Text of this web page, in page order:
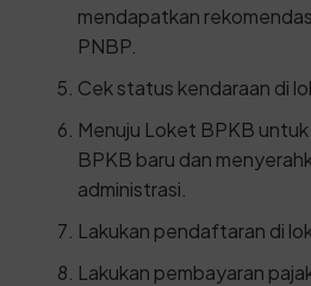
mendapatkan
PNBP.
Cek status kendaraan di
Menuju Loket BPKB
BPKB baru dan
administrasi.
Lakukan pendaftaran di
Lakukan pembayaran